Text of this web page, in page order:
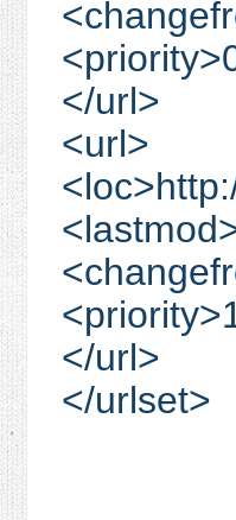
</url>
<url>
</url>
</urlset>